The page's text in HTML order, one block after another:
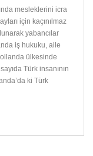
mesleklerini icra
için kaçınılmaz
yabancılar
iş hukuku, aile
ülkesinde
Türk insanının
ki Türk